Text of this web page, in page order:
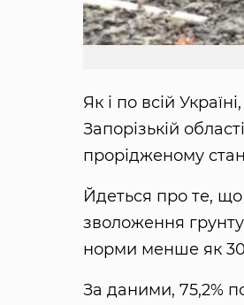
Як і по всій
Запорізькій
прорідженому
Йдеться про те, що
зволоження
норми менше як
За даними, 75,2%